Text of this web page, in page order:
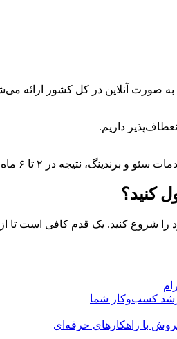
به صورت آنلاین در کل کشور ارائه
انعطاف‌پذیر داریم.
سئو و برندینگ، نتیجه در ۲ تا ۶ ماه
کنید؟
را شروع کنید. یک قدم کافی است تا از
کسب‌وکار شما
با راهکارهای حرفه‌ای